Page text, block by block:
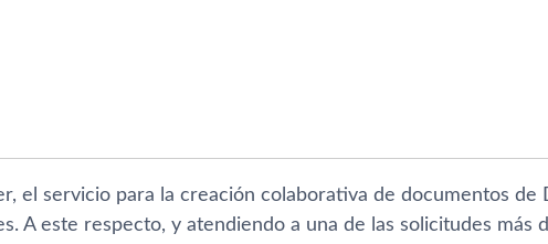
el servicio para la creación colaborativa de documentos de
A este respecto, y atendiendo a una de las solicitudes más